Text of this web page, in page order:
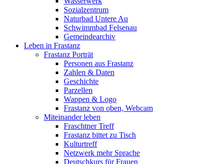
Sozialzentrum
Naturbad Untere Au
Schwimmbad Felsenau
Gemeindearchiv
Leben in Frastanz
Frastanz Porträt
Personen aus Frastanz
Zahlen & Daten
Geschichte
Parzellen
Wappen & Logo
Frastanz von oben, Webcam
Miteinander leben
Fraschtner Treff
Frastanz bittet zu Tisch
Kulturtreff
Netzwerk mehr Sprache
Deutschkurs für Frauen